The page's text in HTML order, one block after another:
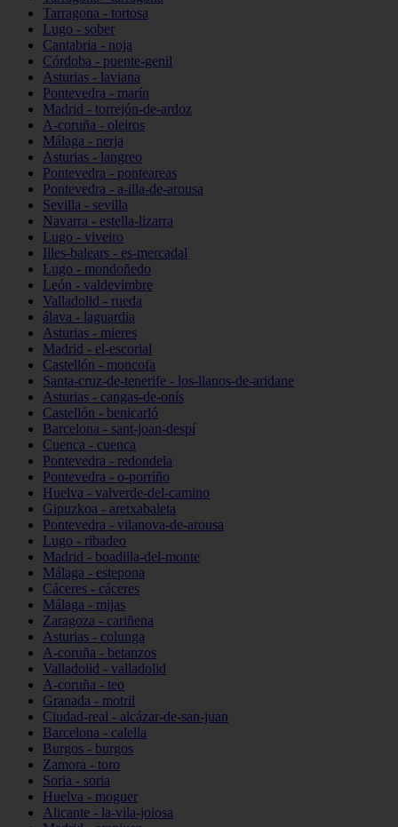
Tarragona - tortosa
Lugo - sober
Cantabria - noja
Córdoba - puente-genil
Asturias - laviana
Pontevedra - marín
Madrid - torrejón-de-ardoz
A-coruña - oleiros
Málaga - nerja
Asturias - langreo
Pontevedra - ponteareas
Pontevedra - a-illa-de-arousa
Sevilla - sevilla
Navarra - estella-lizarra
Lugo - viveiro
Illes-balears - es-mercadal
Lugo - mondoñedo
León - valdevimbre
Valladolid - rueda
álava - laguardia
Asturias - mieres
Madrid - el-escorial
Castellón - moncofa
Santa-cruz-de-tenerife - los-llanos-de-aridane
Asturias - cangas-de-onís
Castellón - benicarló
Barcelona - sant-joan-despí
Cuenca - cuenca
Pontevedra - redondela
Pontevedra - o-porriño
Huelva - valverde-del-camino
Gipuzkoa - aretxabaleta
Pontevedra - vilanova-de-arousa
Lugo - ribadeo
Madrid - boadilla-del-monte
Málaga - estepona
Cáceres - cáceres
Málaga - mijas
Zaragoza - cariñena
Asturias - colunga
A-coruña - betanzos
Valladolid - valladolid
A-coruña - teo
Granada - motril
Ciudad-real - alcázar-de-san-juan
Barcelona - calella
Burgos - burgos
Zamora - toro
Soria - soria
Huelva - moguer
Alicante - la-vila-joiosa